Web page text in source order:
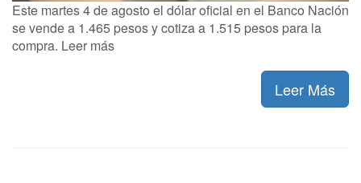
Este martes 4 de agosto el dólar oficial en el Banco Nación
se vende a 1.465 pesos y cotiza a 1.515 pesos para la
compra. Leer más
Leer Más